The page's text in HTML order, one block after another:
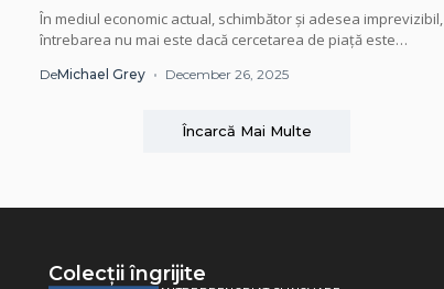
În mediul economic actual, schimbător și adesea imprevizibil,
întrebarea nu mai este dacă cercetarea de piață este
DeMichael Grey December 26, 2025
Încarcă Mai Multe
Colecții îngrijite